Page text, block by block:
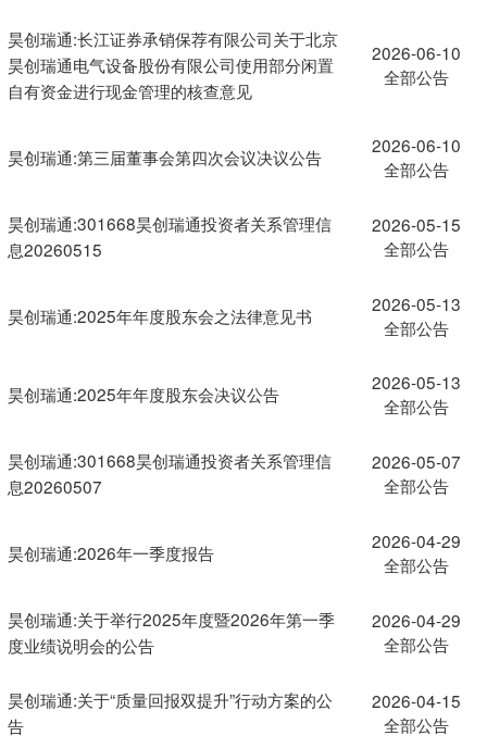
昊创瑞通:长江证券承销保荐有限公司关于北京
昊创瑞通电气设备股份有限公司使用部分闲置
自有资金进行现金管理的核查意见
2026-06-10
全部公告
昊创瑞通:第三届董事会第四次会议决议公告
2026-06-10
全部公告
昊创瑞通:301668昊创瑞通投资者关系管理信
息20260515
2026-05-15
全部公告
昊创瑞通:2025年年度股东会之法律意见书
2026-05-13
全部公告
昊创瑞通:2025年年度股东会决议公告
2026-05-13
全部公告
昊创瑞通:301668昊创瑞通投资者关系管理信
息20260507
2026-05-07
全部公告
昊创瑞通:2026年一季度报告
2026-04-29
全部公告
昊创瑞通:关于举行2025年度暨2026年第一季
度业绩说明会的公告
2026-04-29
全部公告
昊创瑞通:关于“质量回报双提升”行动方案的公
告
2026-04-15
全部公告